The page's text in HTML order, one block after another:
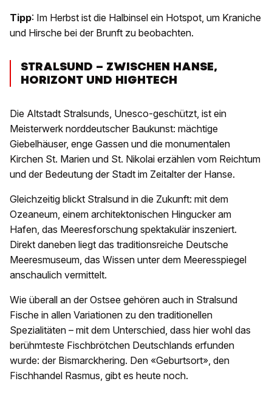
Tipp: Im Herbst ist die Halbinsel ein Hotspot, um Kraniche
und Hirsche bei der Brunft zu beobachten.
STRALSUND – ZWISCHEN HANSE,
HORIZONT UND HIGHTECH
Die Altstadt Stralsunds, Unesco-geschützt, ist ein
Meisterwerk norddeutscher Baukunst: mächtige
Giebelhäuser, enge Gassen und die monumentalen
Kirchen St. Marien und St. Nikolai erzählen vom Reichtum
und der Bedeutung der Stadt im Zeitalter der Hanse.
Gleichzeitig blickt Stralsund in die Zukunft: mit dem
Ozeaneum, einem architektonischen Hingucker am
Hafen, das Meeresforschung spektakulär inszeniert.
Direkt daneben liegt das traditionsreiche Deutsche
Meeresmuseum, das Wissen unter dem Meeresspiegel
anschaulich vermittelt.
Wie überall an der Ostsee gehören auch in Stralsund
Fische in allen Variationen zu den traditionellen
Spezialitäten – mit dem Unterschied, dass hier wohl das
berühmteste Fischbrötchen Deutschlands erfunden
wurde: der Bismarckhering. Den «Geburtsort», den
Fischhandel Rasmus, gibt es heute noch.